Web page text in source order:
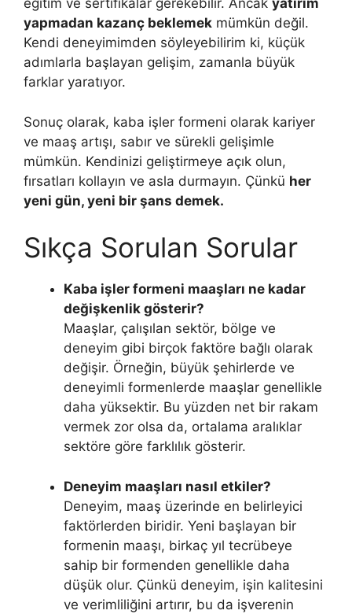
eğitim ve sertifikalar gerekebilir. Ancak yatırım
yapmadan kazanç beklemek mümkün değil.
Kendi deneyimimden söyleyebilirim ki, küçük
adımlarla başlayan gelişim, zamanla büyük
farklar yaratıyor.
Sonuç olarak, kaba işler formeni olarak kariyer
ve maaş artışı, sabır ve sürekli gelişimle
mümkün. Kendinizi geliştirmeye açık olun,
fırsatları kollayın ve asla durmayın. Çünkü her
yeni gün, yeni bir şans demek.
Sıkça Sorulan Sorular
Kaba işler formeni maaşları ne kadar
değişkenlik gösterir?
Maaşlar, çalışılan sektör, bölge ve
deneyim gibi birçok faktöre bağlı olarak
değişir. Örneğin, büyük şehirlerde ve
deneyimli formenlerde maaşlar genellikle
daha yüksektir. Bu yüzden net bir rakam
vermek zor olsa da, ortalama aralıklar
sektöre göre farklılık gösterir.
Deneyim maaşları nasıl etkiler?
Deneyim, maaş üzerinde en belirleyici
faktörlerden biridir. Yeni başlayan bir
formenin maaşı, birkaç yıl tecrübeye
sahip bir formenden genellikle daha
düşük olur. Çünkü deneyim, işin kalitesini
ve verimliliğini artırır, bu da işverenin